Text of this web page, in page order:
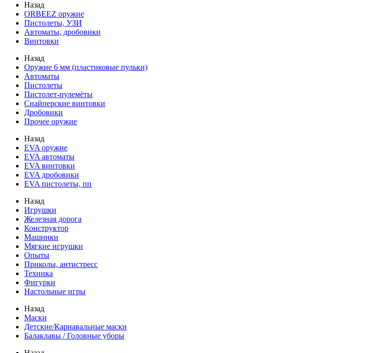
Назад
ORBEEZ оружие
Пистолеты, УЗИ
Автоматы, дробовики
Винтовки
Назад
Оружие 6 мм (пластиковые пульки)
Автоматы
Пистолеты
Пистолет-пулемёты
Снайперские винтовки
Дробовики
Прочее оружие
Назад
EVA оружие
EVA автоматы
EVA винтовки
EVA дробовики
EVA пистолеты, пп
Назад
Игрушки
Железная дорога
Конструктор
Машинки
Мягкие игрушки
Опыты
Приколы, антистресс
Техника
Фигурки
Настольные игры
Назад
Маски
Детские/Карнавальные маски
Балаклавы / Головные уборы